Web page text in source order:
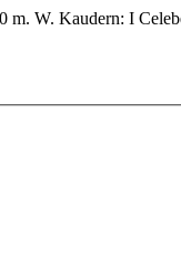
m. W. Kaudern: I